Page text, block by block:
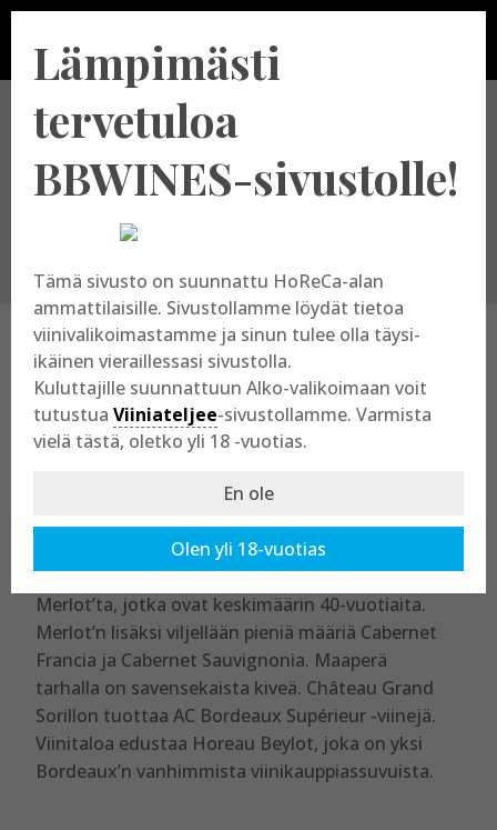
Ranska – Château Grand
Sorillon
Château Grand Sorillon -viinitarha sijaitsee
Pomerolin tasangolla ja kattaa yhteensä 5.5
hehtaaria maata. Viinitarhoilla viljellään pääosin
Merlot’ta, jotka ovat keskimäärin 40-vuotiaita.
Merlot’n lisäksi viljellään pieniä määriä Cabernet
Francia ja Cabernet Sauvignonia. Maaperä
tarhalla on savensekaista kiveä. Château Grand
Sorillon tuottaa AC Bordeaux Supérieur -viinejä.
Viinitaloa edustaa Horeau Beylot, joka on yksi
Bordeaux’n vanhimmista viinikauppiassuvuista.
Lämpimästi
tervetuloa
BBWINES-sivustolle!
Tämä sivusto on suunnattu HoReCa-alan
ammattilaisille. Sivustollamme löydät tietoa
viinivalikoimastamme ja sinun tulee olla täysi-
ikäinen vieraillessasi sivustolla.
Kuluttajille suunnattuun Alko-valikoimaan voit
tutustua Viiniateljee-sivustollamme. Varmista
vielä tästä, oletko yli 18 -vuotias.
En ole
Olen yli 18-vuotias